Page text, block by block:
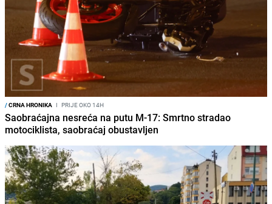
/CRNA HRONIKA I PRIJE OKO 14H
Saobraćajna nesreća na putu M-17: Smrtno stradao
motociklista, saobraćaj obustavljen